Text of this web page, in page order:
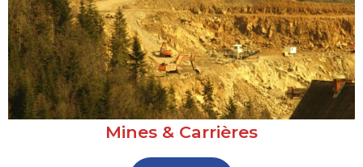
Mines & Carrières